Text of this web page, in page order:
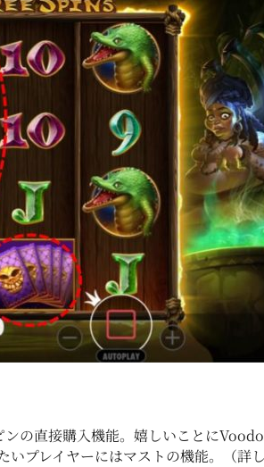
の直接購入機能。嬉しいことに
プレイヤーにはマストの機能。（詳し